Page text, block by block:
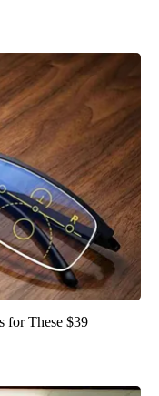
for These $39